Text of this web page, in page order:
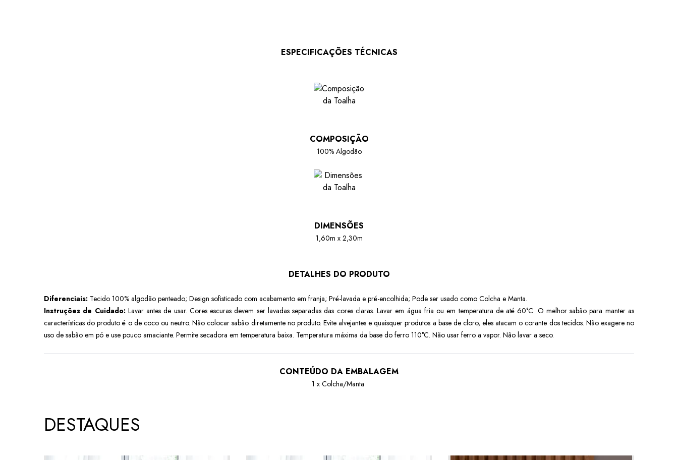
ESPECIFICAÇÕES TÉCNICAS
COMPOSIÇÃO
100% Algodão
DIMENSÕES
1,60m x 2,30m
DETALHES DO PRODUTO
Diferenciais: Tecido 100% algodão penteado; Design sofisticado com acabamento em franja; Pré-lavada e pré-encolhida; Pode ser usado como Colcha e Manta.
Instruções de Cuidado:Lavar antes de usar. Cores escuras devem ser lavadas separadas das cores claras. Lavar em água fria ou em temperatura de até 60°C. O melhor sabão para manter as
características do produto é o de coco ou neutro. Não colocar sabão diretamente no produto. Evite alvejantes e quaisquer produtos a base de cloro, eles atacam o corante dos tecidos. Não exagere no
uso de sabão em pó e use pouco amaciante. Permite secadora em temperatura baixa. Temperatura máxima da base do ferro 110°C. Não usar ferro a vapor. Não lavar a seco.
CONTEÚDO DA EMBALAGEM
1 x Colcha/Manta
DESTAQUES